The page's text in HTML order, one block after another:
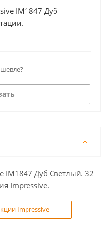
IM1847 Дуб
IM1847 Дуб Светлый. 32
Impressive.
Impressive